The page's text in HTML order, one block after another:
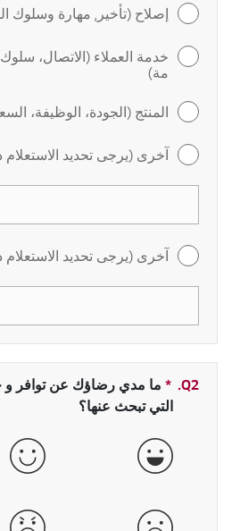
إصلاح (تأخير, مهارة وسلوك
خدمة العملاء (الاتصال،
مة)
المنتج (الجودة، الوظيفة،
آخرى (يرجى تحديد الاستعلام
آخرى (يرجى تحديد الاستعلام
Q2.
* بحقل مطلو
ما مدي رضاؤك عن توافر و
التي تبحث عنها؟
جيدة جداً جيدة
سيئة سيئة